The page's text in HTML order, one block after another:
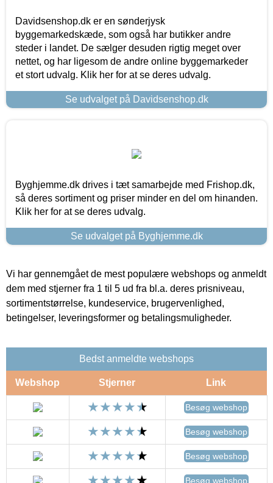
Davidsenshop.dk er en sønderjysk
byggemarkedskæde, som også har butikker andre
steder i landet. De sælger desuden rigtig meget over
nettet, og har ligesom de andre online byggemarkeder
et stort udvalg. Klik her for at se deres udvalg.
Se udvalget på Davidsenshop.dk
Byghjemme.dk drives i tæt samarbejde med Frishop.dk,
så deres sortiment og priser minder en del om hinanden.
Klik her for at se deres udvalg.
Se udvalget på Byghjemme.dk
Vi har gennemgået de mest populære webshops og anmeldt
dem med stjerner fra 1 til 5 ud fra bl.a. deres prisniveau,
sortimentstørrelse, kundeservice, brugervenlighed,
betingelser, leveringsformer og betalingsmuligheder.
Bedst anmeldte webshops
Webshop Stjerner Link
Besøg webshop
Besøg webshop
Besøg webshop
Besøg webshop